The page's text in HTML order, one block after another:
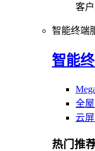
客
智能终端
智能
全
云
热门推